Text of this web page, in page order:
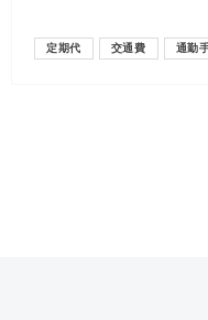
定期代 交通費 通勤